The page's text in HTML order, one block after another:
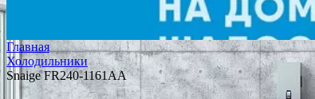
Главная
Холодильники
Snaige FR240-1161AA